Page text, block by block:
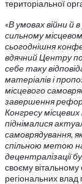
територіальної
«В умовах війни
сильному
сьогоднішня
вдячний Центру
себе таку
матеріалів і
місцевого
завершення
Конгресу
піднімалися
самоврядування,
спільною метою
децентралізації
своєму вітальному
регіональних влад